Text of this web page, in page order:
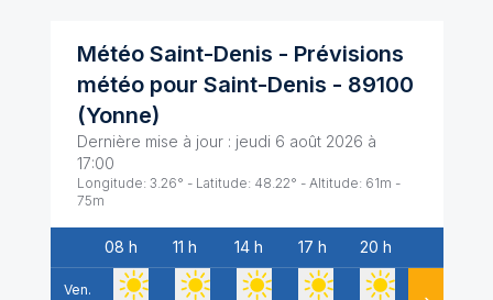
Météo Saint-Denis - Prévisions
météo pour Saint-Denis - 89100
(Yonne)
Dernière mise à jour : jeudi 6 août 2026 à
17:00
Longitude: 3.26° - Latitude: 48.22° - Altitude: 61m -
75m
Date
08 h 11 h 14 h 17 h 20 h
Ven.